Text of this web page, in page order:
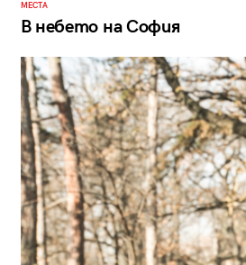
МЕСТА
В небето на София